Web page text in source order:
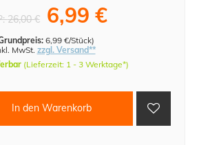
26,00 € 6,99 €
6,99 €/Stück)
MwSt. zzgl. Versand**
(Lieferzeit: 1 - 3 Werktage*)
In den Warenkorb